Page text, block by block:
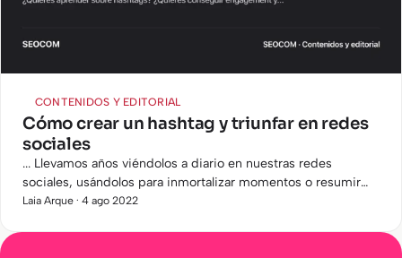
CONTENIDOS Y EDITORIAL
Cómo crear un hashtag y triunfar en redes
sociales
... Llevamos años viéndolos a diario en nuestras redes
sociales, usándolos para inmortalizar momentos o resumir
situaciones… Pero ¿sabemos realmente qué son los
Laia Arque · 4 ago 2022